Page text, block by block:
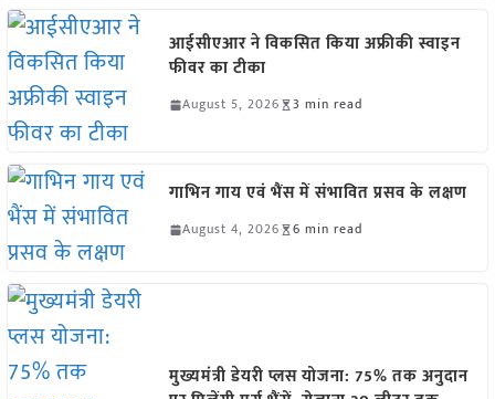
आईसीएआर ने विकसित किया अफ्रीकी स्वाइन
फीवर का टीका
August 5, 2026 3 min read
गाभिन गाय एवं भैंस में संभावित प्रसव के लक्षण
August 4, 2026 6 min read
मुख्यमंत्री डेयरी प्लस योजना: 75% तक अनुदान